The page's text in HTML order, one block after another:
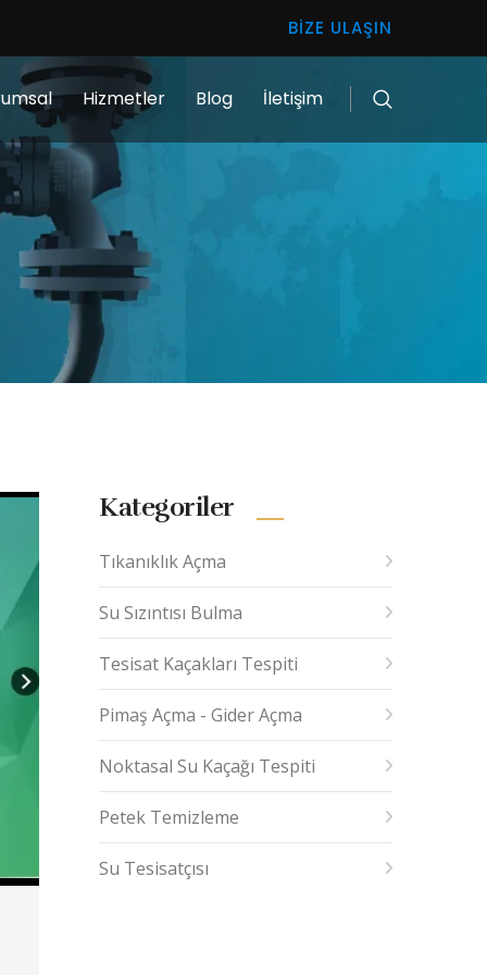
BIZE ULAŞIN
Hizmetler Blog İletişim
Kategoriler
Tıkanıklık Açma
Su Sızıntısı Bulma
Tesisat Kaçakları Tespiti
Pimaş Açma - Gider Açma
Noktasal Su Kaçağı Tespiti
Petek Temizleme
Su Tesisatçısı